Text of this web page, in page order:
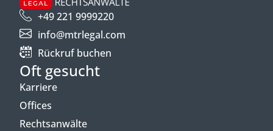
+49 221 9999220
info@mtrlegal.com
Rückruf buchen
Oft gesucht
Karriere
Offices
Rechtsanwälte